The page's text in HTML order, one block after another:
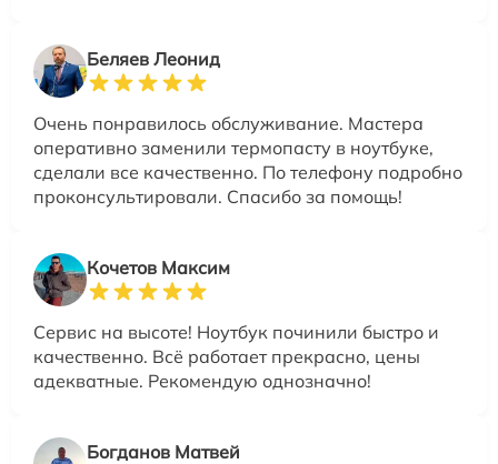
Беляев Леонид
Очень понравилось обслуживание. Мастера
оперативно заменили термопасту в ноутбуке,
сделали все качественно. По телефону подробно
проконсультировали. Спасибо за помощь!
Кочетов Максим
Сервис на высоте! Ноутбук починили быстро и
качественно. Всё работает прекрасно, цены
адекватные. Рекомендую однозначно!
Богданов Матвей